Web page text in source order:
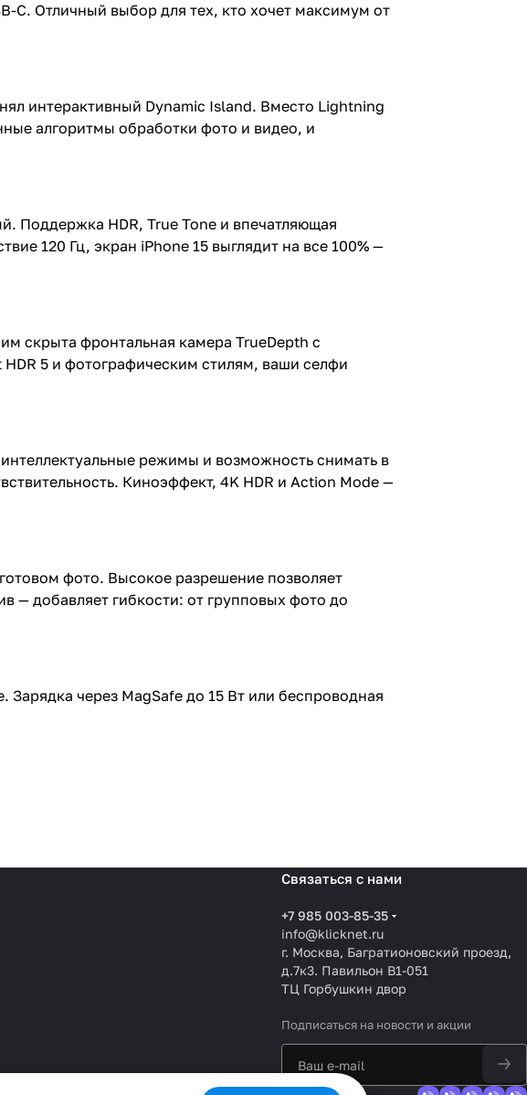
Отличный выбор для тех, кто хочет максимум от
интерактивный Dynamic Island. Вместо Lightning
алгоритмы обработки фото и видео, и
Поддержка HDR, True Tone и впечатляющая
120 Гц, экран iPhone 15 выглядит на все 100% —
скрыта фронтальная камера TrueDepth с
5 и фотографическим стилям, ваши селфи
режимы и возможность снимать в
Киноэффект, 4K HDR и Action Mode —
фото. Высокое разрешение позволяет
— добавляет гибкости: от групповых фото до
через MagSafe до 15 Вт или беспроводная
Связаться с нами
+7 985 003-85-35
info@klicknet.ru
г. Москва, Багратионовский проезд,
д.7к3. Павильон B1-051
ТЦ Горбушкин двор
Подписаться на новости и акции